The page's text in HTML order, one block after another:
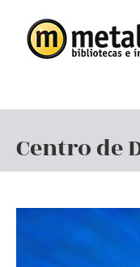
contenido
Centro de